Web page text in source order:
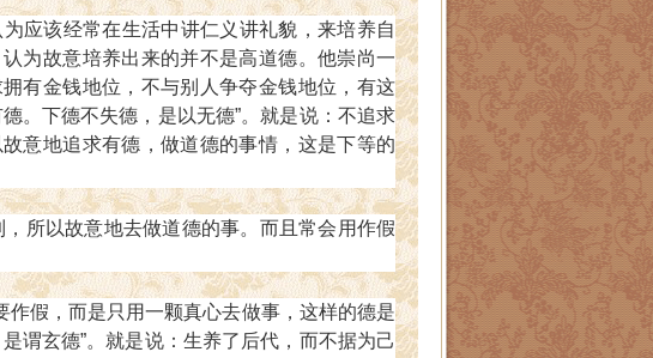
应该经常在生活中讲仁义讲礼貌，来培养自
为故意培养出来的并不是高道德。他崇尚一
有金钱地位，不与别人争夺金钱地位，有这
。下德不失德，是以无德”。就是说：不追求
意地追求有德，做道德的事情，这是下等的
所以故意地去做道德的事。而且常会用作假
假，而是只用一颗真心去做事，这样的德是
谓玄德”。就是说：生养了后代，而不据为己